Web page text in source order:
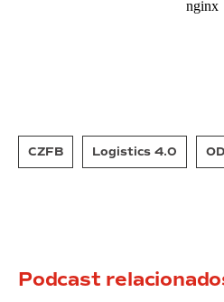
CZFB Logistics 4.0
Podcast